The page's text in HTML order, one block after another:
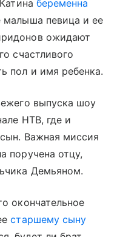
беременна
малыша певица и ее
ожидают
счастливого
пол и имя ребенка.
выпуска шоу
НТВ, где и
Важная миссия
поручена отцу,
Демьяном.
окончательное
старшему сыну